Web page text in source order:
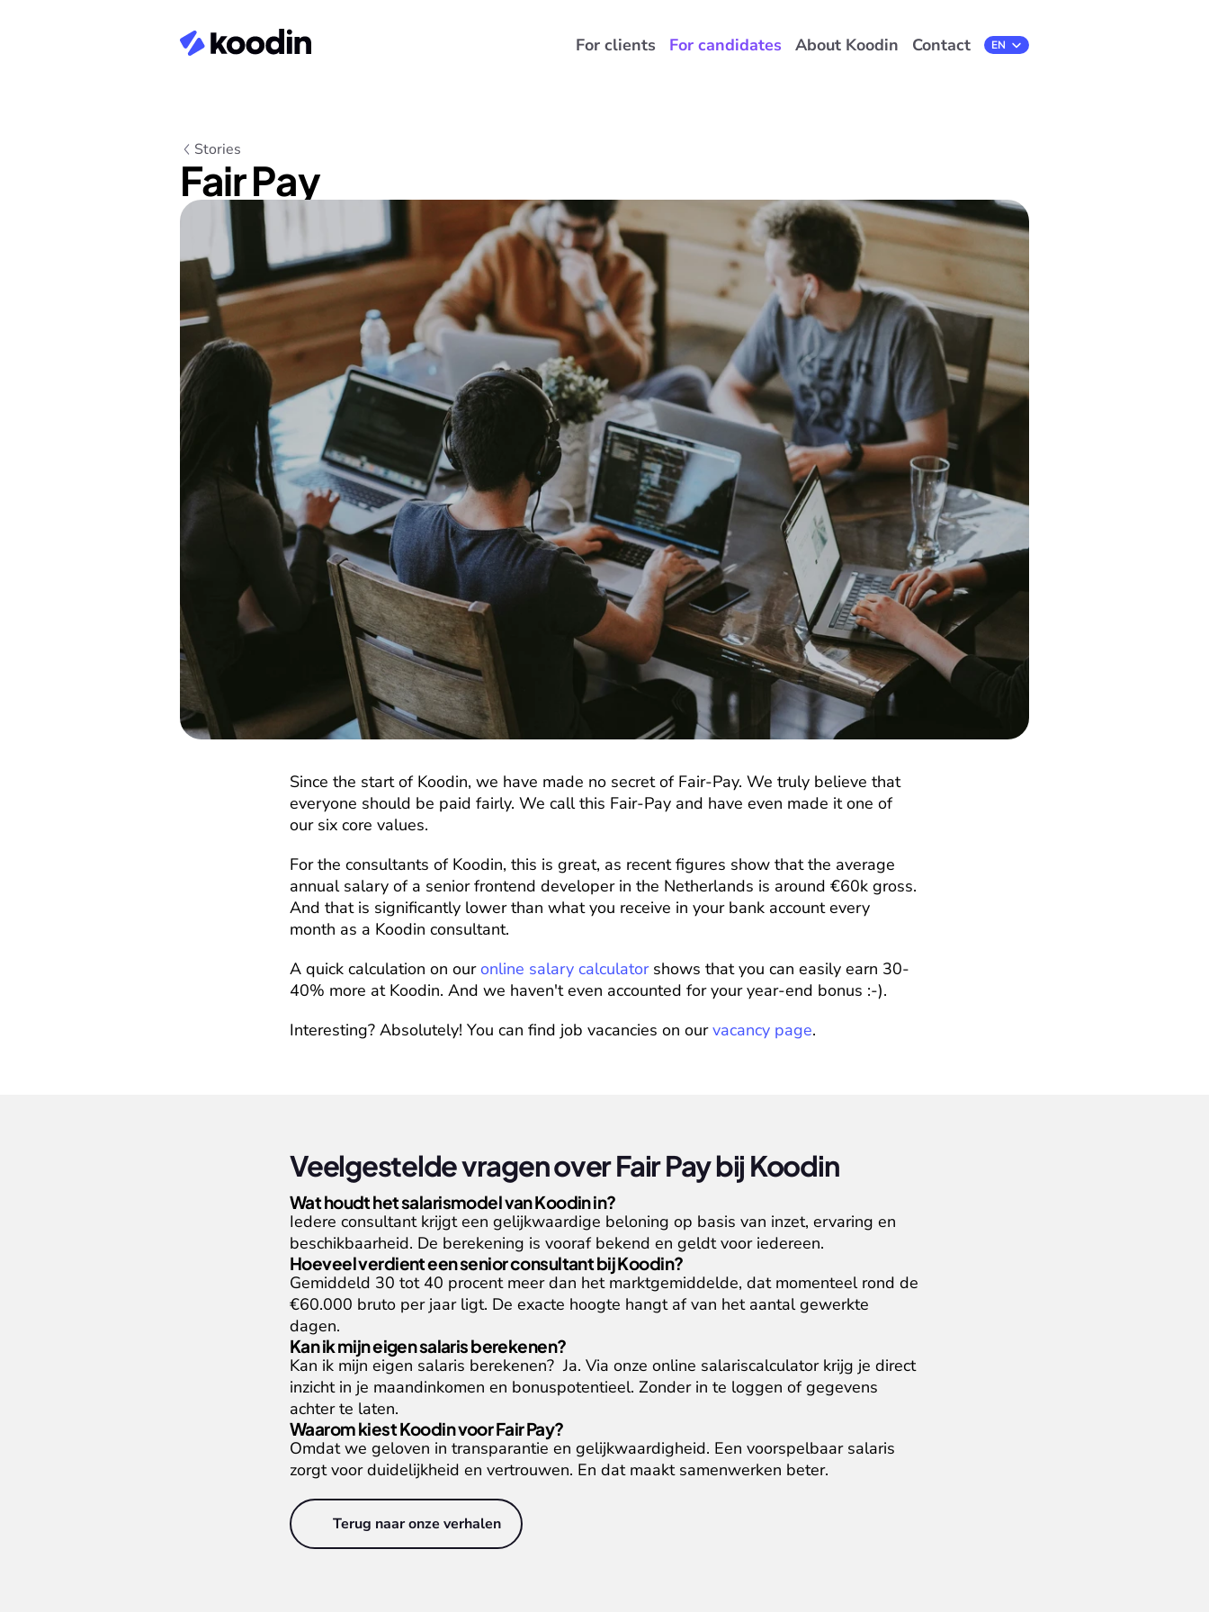
For clients For candidates About Koodin Contact Select Language
EN
Stories
Fair Pay
Since the start of Koodin, we have made no secret of Fair-Pay. We truly believe that
everyone should be paid fairly. We call this Fair-Pay and have even made it one of
our six core values.
For the consultants of Koodin, this is great, as recent figures show that the average
annual salary of a senior frontend developer in the Netherlands is around €60k gross.
And that is significantly lower than what you receive in your bank account every
month as a Koodin consultant.
A quick calculation on our online salary calculator shows that you can easily earn 30-
40% more at Koodin. And we haven't even accounted for your year-end bonus :-).
Interesting? Absolutely! You can find job vacancies on our vacancy page.
Veelgestelde vragen over Fair Pay bij Koodin
Wat houdt het salarismodel van Koodin in?
Iedere consultant krijgt een gelijkwaardige beloning op basis van inzet, ervaring en
beschikbaarheid. De berekening is vooraf bekend en geldt voor iedereen.
Hoeveel verdient een senior consultant bij Koodin?
Gemiddeld 30 tot 40 procent meer dan het marktgemiddelde, dat momenteel rond de
€60.000 bruto per jaar ligt. De exacte hoogte hangt af van het aantal gewerkte
dagen.
Kan ik mijn eigen salaris berekenen?
Kan ik mijn eigen salaris berekenen?  Ja. Via onze online salariscalculator krijg je direct
inzicht in je maandinkomen en bonuspotentieel. Zonder in te loggen of gegevens
achter te laten.
Waarom kiest Koodin voor Fair Pay?
Omdat we geloven in transparantie en gelijkwaardigheid. Een voorspelbaar salaris
zorgt voor duidelijkheid en vertrouwen. En dat maakt samenwerken beter.
Terug naar onze verhalen